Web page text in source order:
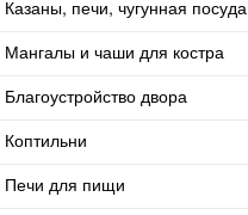
Казаны, печи, чугунная посуда
Мангалы и чаши для костра
Благоустройство двора
Коптильни
Печи для пищи